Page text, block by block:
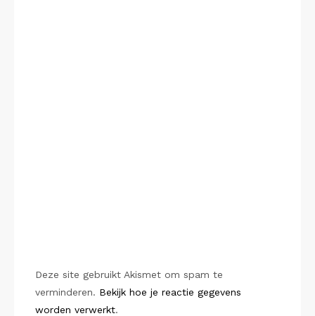
Deze site gebruikt Akismet om spam te
verminderen. Bekijk hoe je reactie gegevens
worden verwerkt.